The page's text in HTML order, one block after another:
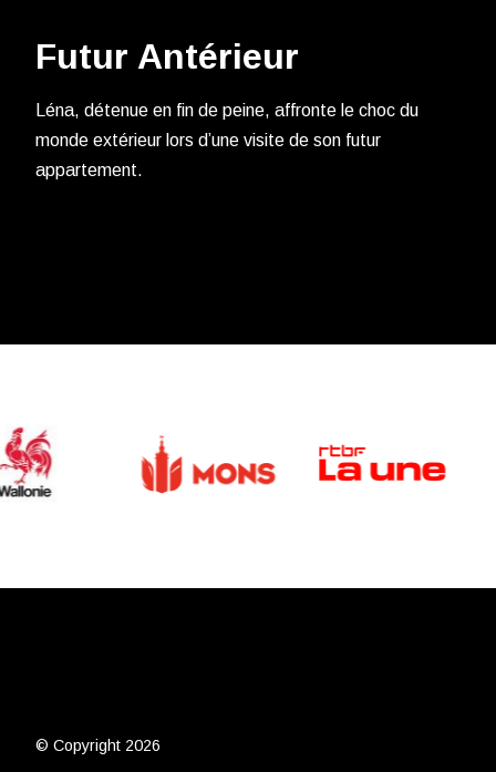
Futur Antérieur
Léna, détenue en fin de peine, affronte le choc du
monde extérieur lors d’une visite de son futur
appartement.
© Copyright 2026